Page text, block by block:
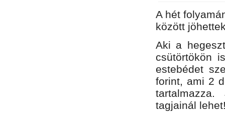
A hét
között
Aki a
csütörtökön
estebédet
forint, ami 2
tartalmazza.
tagjainál